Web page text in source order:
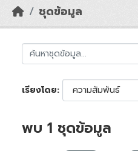
ชุดข้อมูล
เรียงโดย
พบ 1 ชุดข้อมูล